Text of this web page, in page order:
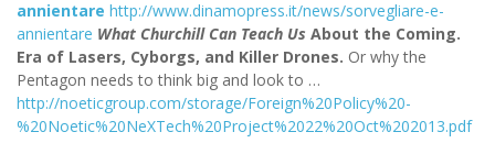
annientare http://www.dinamopress.it/news/sorvegliare-e-
annientare What Churchill Can Teach Us About the Coming.
Era of Lasers, Cyborgs, and Killer Drones. Or why the
Pentagon needs to think big and look to …
http://noeticgroup.com/storage/Foreign%20Policy%20-
%20Noetic%20NeXTech%20Project%2022%20Oct%202013.pdf